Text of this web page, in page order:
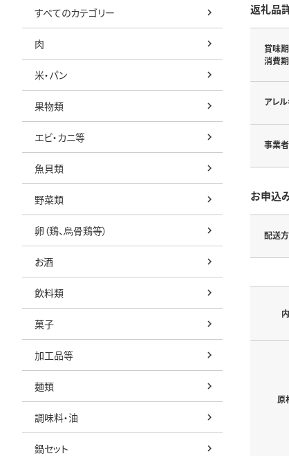
すべてのカテゴリー
肉
米・パン
果物類
エビ・カニ等
魚貝類
野菜類
卵（鶏、烏骨鶏等）
お酒
飲料類
菓子
加工品等
麺類
調味料・油
鍋セット
返礼品
賞味
消費
アレ
事業
お申込
配送
原